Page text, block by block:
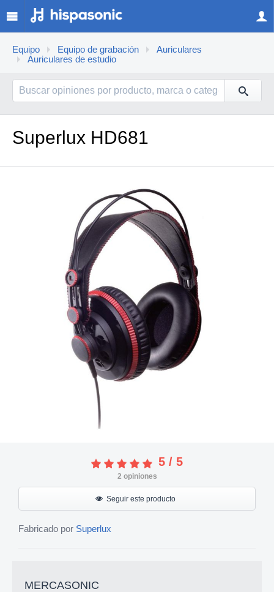
Equipo Equipo de grabación
Auriculares
Auriculares de estudio
Superlux HD681
5 / 5
2 opiniones
Seguir este producto
Fabricado por Superlux
MERCASONIC